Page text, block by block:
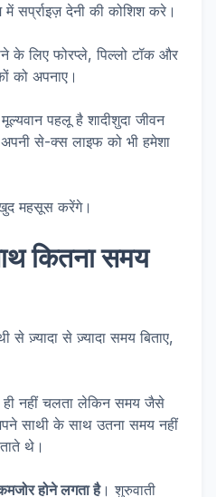
सर्प्राइज़ देनी की कोशिश करे।
के लिए फोरप्ले, पिल्लो टॉक और
को अपनाए।
पहलू है शादीशुदा जीवन
से-क्स लाइफ को भी हमेशा
महसूस करेंगे।
कितना समय
से ज़्यादा से ज़्यादा समय बिताए,
नहीं चलता लेकिन समय जैसे
साथी के साथ उतना समय नहीं
थे।
होने लगता है। शुरुवाती